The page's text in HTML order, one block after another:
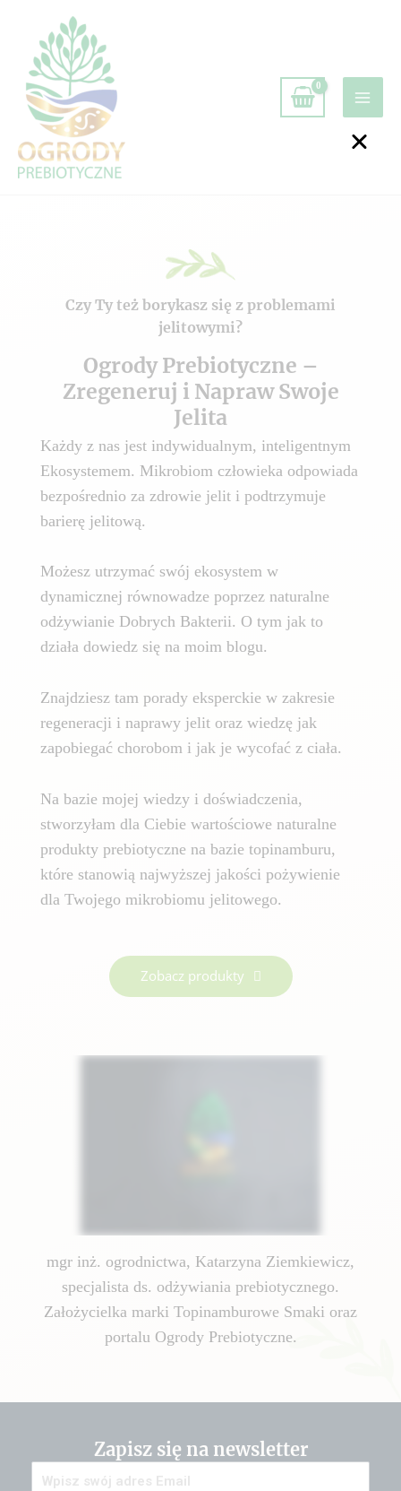
mgr inż. ogrodnictwa, Katarzyna Ziemkiewicz,
specjalista ds. odżywiania prebiotycznego.
Założycielka marki Topinamburowe Smaki oraz
portalu Ogrody Prebiotyczne.
Czy Ty też borykasz się z problemami
jelitowymi?
Ogrody Prebiotyczne –
Zregeneruj i Napraw Swoje
Jelita
Każdy z nas jest indywidualnym, inteligentnym
Ekosystemem. Mikrobiom człowieka odpowiada
bezpośrednio za zdrowie jelit i podtrzymuje
barierę jelitową.
Możesz utrzymać swój ekosystem w
dynamicznej równowadze poprzez naturalne
odżywianie Dobrych Bakterii. O tym jak to
działa dowiedz się na moim blogu.
Znajdziesz tam porady eksperckie w zakresie
regeneracji i naprawy jelit oraz wiedzę jak
zapobiegać chorobom i jak je wycofać z ciała.
Na bazie mojej wiedzy i doświadczenia,
stworzyłam dla Ciebie wartościowe naturalne
produkty prebiotyczne na bazie topinamburu,
które stanowią najwyższej jakości pożywienie
dla Twojego mikrobiomu jelitowego.
Zobacz produkty
Zapisz się na newsletter